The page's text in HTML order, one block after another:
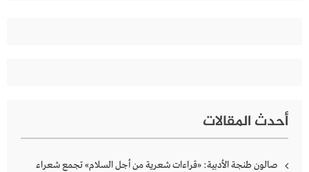
أحدث المقالات
صالون طنجة الأدبية: «قراءات شعرية من أجل السلام» تجمع شعراء